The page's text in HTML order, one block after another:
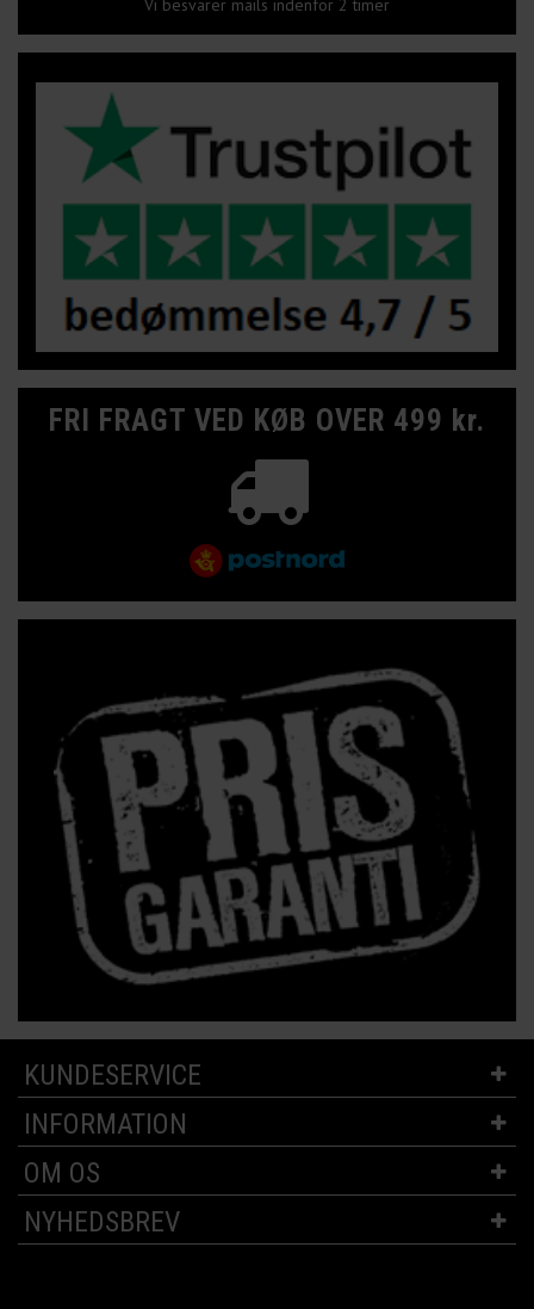
FRI FRAGT VED KØB OVER 499 kr.
KUNDESERVICE
INFORMATION
OM OS
NYHEDSBREV